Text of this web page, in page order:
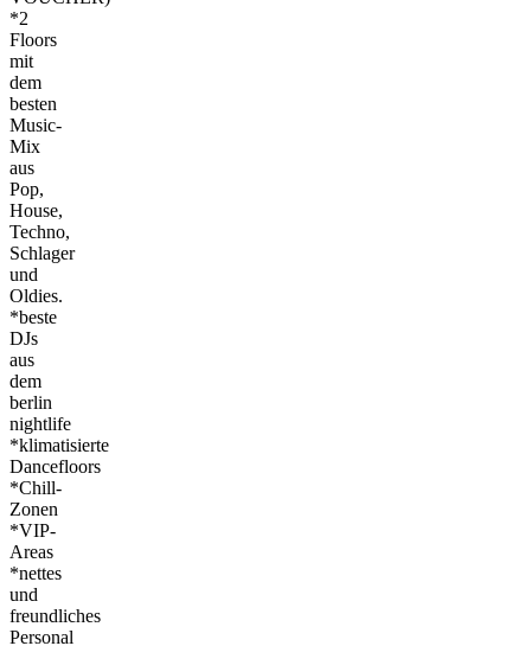
*2
Floors
mit
dem
besten
Music-
Mix
aus
Pop,
House,
Techno,
Schlager
und
Oldies.
*beste
DJs
aus
dem
berlin
nightlife
*klimatisierte
Dancefloors
*Chill-
Zonen
*VIP-
Areas
*nettes
und
freundliches
Personal